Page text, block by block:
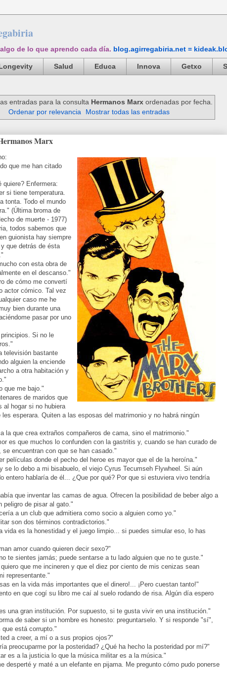
de lo que aprendo cada día. blog.agirregabiria.net =
Salud Educa Innova Getxo
entradas para la consulta Hermanos Marxordenadas por fecha.
Ordenar por relevancia
Mostrar todas las entradas
Marx
que me han citado
quiere? Enfermera:
si tiene temperatura.
tonta. Todo el mundo
(Última broma de
de muerte - 1977)
todos sabemos que
guionista hay siempre
que detrás de ésta
con esta obra de
en el descanso."
de cómo me convertí
actor cómico. Tal vez
caso me he
bien durante una
pasar por uno
Si no le
televisión bastante
alguien la enciende
a otra habitación y
que me bajo."
de maridos que
al hogar si no hubiera
les esperara. Quiten a las esposas del matrimonio y no habrá ningún
la que crea extraños compañeros de cama, sino el matrimonio."
es que muchos lo confunden con la gastritis y, cuando se han curado de
se encuentran con que se han casado."
películas donde el pecho del heroe es mayor que el de la heroína."
se lo debo a mi bisabuelo, el viejo Cyrus Tecumseh Flywheel. Si aún
entero hablaría de él... ¿Que por qué? Por que si estuviera vivo tendría
que inventar las camas de agua. Ofrecen la posibilidad de beber algo a
peligro de pisar al gato."
a un club que admitiera como socio a alguien como yo."
son dos términos contradictorios."
vida es la honestidad y el juego limpio... si puedes simular eso, lo has
amor cuando quieren decir sexo?"
te sientes jamás; puede sentarse a tu lado alguien que no te guste."
que me incineren y que el diez por ciento de mis cenizas sean
representante."
en la vida más importantes que el dinero!... ¡Pero cuestan tanto!"
en que cogí su libro me caí al suelo rodando de risa. Algún día espero
una gran institución. Por supuesto, si te gusta vivir en una institución."
de saber si un hombre es honesto: preguntarselo. Y si responde "sí",
está corrupto."
a creer, a mí o a sus propios ojos?"
preocuparme por la posteridad? ¿Qué ha hecho la posteridad por mí?"
es a la justicia lo que la música militar es a la música."
desperté y maté a un elefante en pijama. Me pregunto cómo pudo ponerse